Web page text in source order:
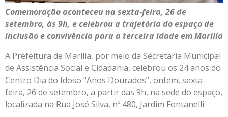
Comemoração aconteceu na sexta-feira, 26 de
setembro, às 9h, e celebrou a trajetória do espaço de
inclusão e convivência para a terceira idade em Marília
A Prefeitura de Marília, por meio da Secretaria Municipal
de Assistência Social e Cidadania, celebrou os 24 anos do
Centro Dia do Idoso “Anos Dourados”, ontem, sexta-
feira, 26 de setembro, a partir das 9h, na sede do espaço,
localizada na Rua José Silva, nº 480, Jardim Fontanelli.